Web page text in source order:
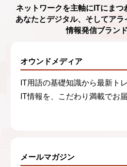
ネットワークを主軸に ITにまつ
あなたとデジタル、 そしてアラ
情報発信ブランド
オウンドメディア
IT用語の基礎知識から最新ト
IT情報を、こだわり満載でお
メールマガジン